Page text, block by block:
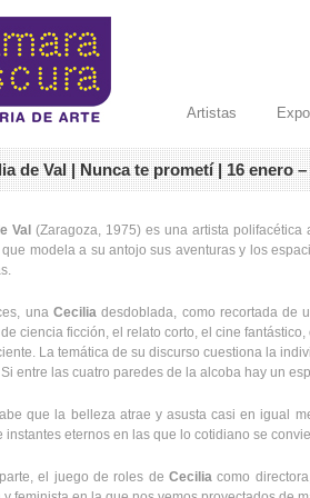
Artistas
de Val | Nunca te prometí | 16 enero
Val (Zaragoza, 1975) es una artista
que modela a su antojo sus aventuras y los
una Ceciliadesdoblada, como recortada de
de ciencia ficción, el relato corto, el cine
La temática de su discurso cuestiona la
entre las cuatro paredes de la alcoba hay un
que la belleza atrae y asusta casi en igual
instantes eternos en las que lo cotidiano se
el juego de roles deCecilia como